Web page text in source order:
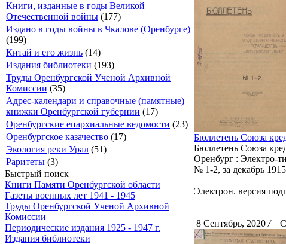
Книги, изданные в годы Великой
Отечественной войны (177)
Издано в годы войны в Чкалове (Оренбурге)
(199)
Китай и его жизнь (14)
Издания библиотеки (193)
Труды Оренбургской Ученой Архивной
Комиссии (35)
Адрес-календари и справочные (памятные)
книжки Оренбургской губернии (17)
Оренбургские епархиальные ведомости (23)
Оренбургское казачество (17)
Экология реки Урал (51)
Раритеты (3)
Быстрый поиск
Книги Памяти Оренбургской области
Газеты военных лет 1941 - 1945
Труды Оренбургской Ученой Архивной
Комиссии
Периодические издания 1925 - 1947 г.
Издания библиотеки
Бюллетень Союза
Бюллетень Союза
Оренбург : Электро-
№ 1-2, за декабрь
Электрон. версия
8 Сентябрь, 2020 /